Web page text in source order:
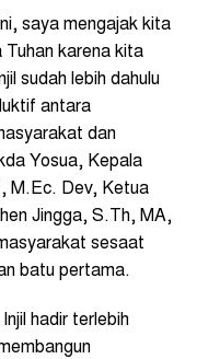
saya mengajak kita
Tuhan karena kita
sudah lebih dahulu
antara
dan
Yosua, Kepala
M.Ec. Dev, Ketua
Jingga, S.Th, MA,
sesaat
batu pertama.
hadir terlebih